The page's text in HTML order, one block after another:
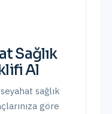
Sağlık
Al
seyahat sağlık
göre